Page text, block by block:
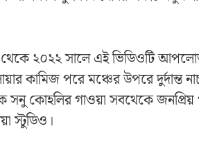
থেকে ২০২২ সালে এই ভিডিওটি
কামিজ পরে মঞ্চের উপরে দুর্দান্ত
সনু কোহলির গাওয়া সবথেকে জনপ্রিয়
স্টুডিও।